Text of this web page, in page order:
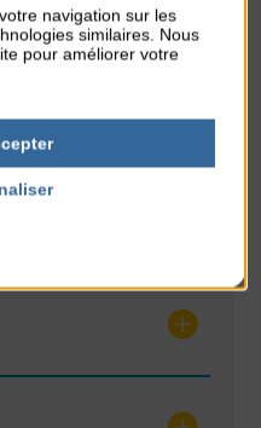
navigation sur les
similaires. Nous
pour améliorer votre